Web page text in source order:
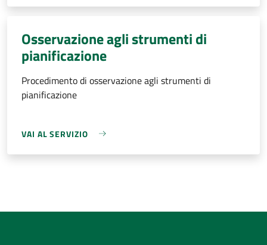
Osservazione agli strumenti di
pianificazione
Procedimento di osservazione agli strumenti di
pianificazione
VAI AL SERVIZIO